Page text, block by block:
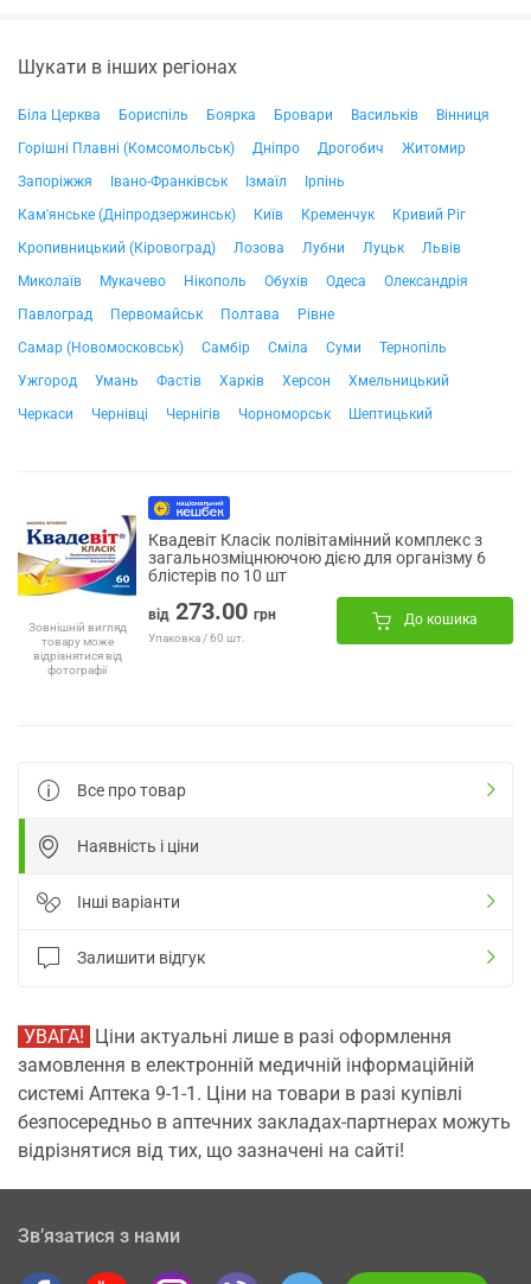
Шукати в інших регіонах
Біла Церква Бориспіль Боярка Бровари Васильків
Вінниця
Горішні Плавні (Комсомольськ)
Дніпро Дрогобич
Житомир
Запоріжжя
Івано-Франківськ Ізмаїл
Ірпінь
Кам'янське (Дніпродзержинськ)
Київ Кременчук
Кривий Ріг
Кропивницький (Кіровоград)
Лозова Лубни Луцьк
Львів
Миколаїв
Мукачево Нікополь Обухів Одеса
Олександрія
Павлоград
Первомайськ Полтава
Рівне
Самар (Новомосковськ)
Самбір Сміла Суми
Тернопіль
Ужгород
Умань Фастів Харків Херсон
Хмельницький
Черкаси
Чернівці Чернігів Чорноморськ Шептицький
Зовнішній вигляд
товару може
відрізнятися від
фотографії
Квадевіт Класік полівітамінний комплекс з
загальнозміцнюючою дією для організму 6
блістерів по 10 шт
від 273.00 грн
Упаковка / 60 шт.
До кошика
Все про товар
Наявність і ціни
Інші варіанти
Залишити відгук
УВАГА! Ціни актуальні лише в разі оформлення
замовлення в електронній медичній інформаційній
системі Аптека 9-1-1. Ціни на товари в разі купівлі
безпосередньо в аптечних закладах-партнерах можуть
відрізнятися від тих, що зазначені на сайті!
Зв’язатися з нами